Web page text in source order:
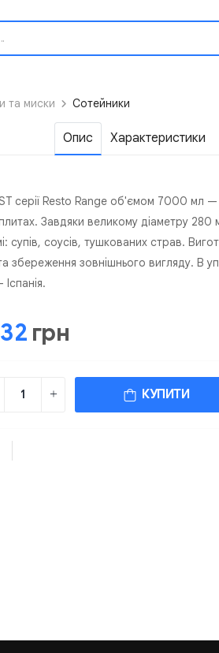
та миски Сотейники
Опис Характеристики
серії Resto Range об'ємом 7000 мл
Завдяки великому діаметру
супів, соусів, тушкованих страв.
збереження зовнішнього вигляду. В
грн
КУПИТИ